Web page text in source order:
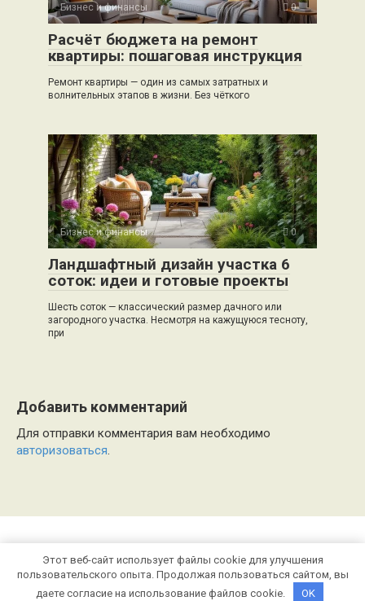
Бизнес и финансы 0
Расчёт бюджета на ремонт
квартиры: пошаговая инструкция
Ремонт квартиры — один из самых затратных и
волнительных этапов в жизни. Без чёткого
Бизнес и финансы 0
Ландшафтный дизайн участка 6
соток: идеи и готовые проекты
Шесть соток — классический размер дачного или
загородного участка. Несмотря на кажущуюся тесноту,
при
Добавить комментарий
Для отправки комментария вам необходимо
авторизоваться
© 2026 stroygorodok61.ru
Этот веб-сайт использует файлы cookie для улучшения
пользовательского опыта. Продолжая пользоваться сайтом, вы
даете согласие на использование файлов cookie.
OK